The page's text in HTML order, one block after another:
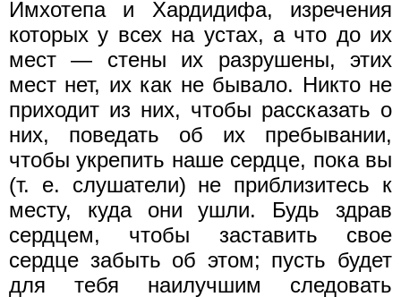
Имхотепа и Хардидифа, изречения
которых у всех на устах, а что до их
мест — стены их разрушены, этих
мест нет, их как не бывало. Никто не
приходит из них, чтобы рассказать о
них, поведать об их пребывании,
чтобы укрепить наше сердце, пока вы
(т. е. слушатели) не приблизитесь к
месту, куда они ушли. Будь здрав
сердцем, чтобы заставить свое
сердце забыть об этом; пусть будет
для тебя наилучшим следовать